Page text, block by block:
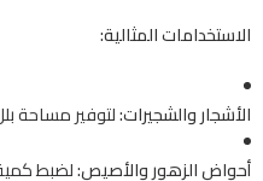
الاستخدامات المثالية:
الأشجار والشجيرات:لتوفير مساحة
أحواض الزهور والأصيص:لضبط